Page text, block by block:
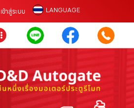
เข้าสู่ระบบ LANGUAGE